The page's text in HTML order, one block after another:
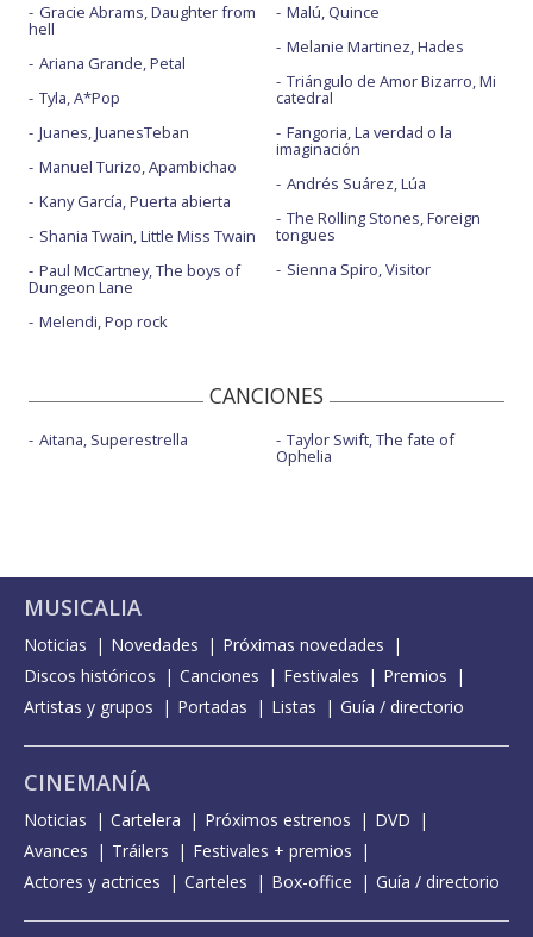
Gracie Abrams, Daughter from
hell
Ariana Grande, Petal
Tyla, A*Pop
Juanes, JuanesTeban
Manuel Turizo, Apambichao
Kany García, Puerta abierta
Shania Twain, Little Miss Twain
Paul McCartney, The boys of
Dungeon Lane
Melendi, Pop rock
Malú, Quince
Melanie Martinez, Hades
Triángulo de Amor Bizarro, Mi
catedral
Fangoria, La verdad o la
imaginación
Andrés Suárez, Lúa
The Rolling Stones, Foreign
tongues
Sienna Spiro, Visitor
CANCIONES
Aitana, Superestrella Taylor Swift, The fate of
Ophelia
MUSICALIA
Noticias Novedades
Próximas novedades
Discos históricos
Canciones Festivales
Premios
Artistas y grupos
Portadas Listas Guía / directorio
CINEMANÍA
Noticias Cartelera Próximos estrenos
DVD
Avances
Tráilers
Festivales + premios
Actores y actrices
Carteles Box-office Guía / directorio